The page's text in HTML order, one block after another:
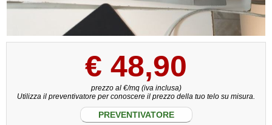
€ 48,90
prezzo al €/mq (iva inclusa)
Utilizza il preventivatore per conoscere il prezzo della tuo telo su misura.
PREVENTIVATORE